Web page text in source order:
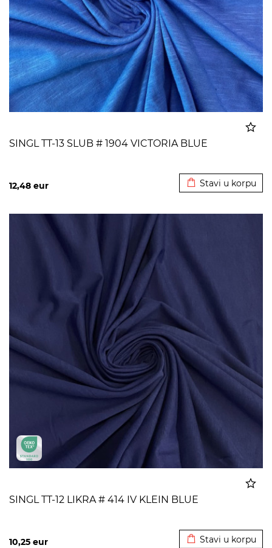
SINGL TT-13 SLUB # 1904 VICTORIA BLUE
12,48 eur Stavi u korpu
SINGL TT-12 LIKRA # 414 IV KLEIN BLUE
10,25 eur Stavi u korpu